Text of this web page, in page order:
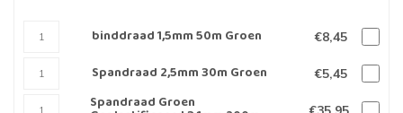
binddraad 1,5mm 50m Groen €8,45
Spandraad 2,5mm 30m Groen €5,45
Spandraad Groen